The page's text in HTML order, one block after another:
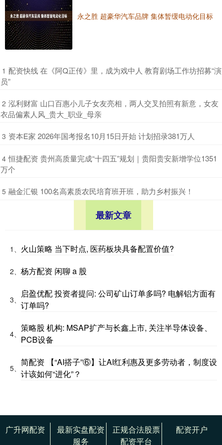
永之胜 超豪华汽车品牌 集体暂缓电动化目标
1 ​配资快线 在《阿Q正传》里，成为戏中人 教育剧场工作坊招募“演
员”
2 ​泓利财富 山口百惠小儿子女友亮相，两人交叉拍照有新意，女友
衣品偏素人风_贵大_职业_母亲
3 ​资本E家 2026年国考报名10月15日开始 计划招录381万人
4 ​恒捷配资 贵州高质量完成“十四五”规划｜贵阳贵安新增学位1351
万个
5 ​融金汇银 100名高素质农民培育班开班，助力乡村振兴！
最新文章
1、 火山策略 当下时点, 医药板块具备配置价值?
2、 杨方配资 闲聊 a 股
3、
启盈优配 投资者提问: 公司矿山订单多吗? 电解铝方面有
订单吗?
4、
策略股 机构: MSAP扩产与长鑫上市, 关注半导体设备、
PCB设备
5、
简配资 【“AI搭子”⑥】让AI红利惠及更多劳动者，制度设
计该如何“进化”？
广升网配资
最新实盘配资
服务
正规合法股票
配资平台
配资开户